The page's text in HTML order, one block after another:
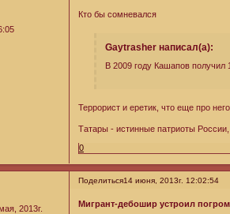
Кто бы сомневался
Gaytrasher написал(а):
В 2009 году Кашапов
Террорист и еретик, что еще про него
Татары - истинные патриоты
0
Поделиться14 июня, 2013г. 12:02:54
2013г.
Мигрант-дебошир устроил